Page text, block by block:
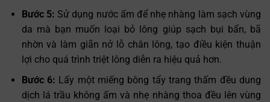
Bước 5: Sử dụng nước ấm để nhẹ nhàng làm sạch vùng
da mà bạn muốn loại bỏ lông giúp sạch bụi bẩn, bã
nhờn và làm giãn nở lỗ chân lông, tạo điều kiện thuận
lợi cho quá trình triệt lông diễn ra hiệu quả hơn.
Bước 6: Lấy một miếng bông tẩy trang thấm đều dung
dịch lá trầu không ấm và nhẹ nhàng thoa đều lên vùng